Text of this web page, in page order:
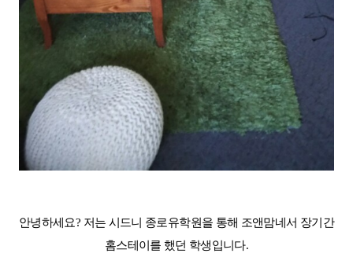
안녕하세요? 저는 시드니 종로유학원을 통해 조앤맘네서 장기간
홈스테이를 했던 학생입니다.